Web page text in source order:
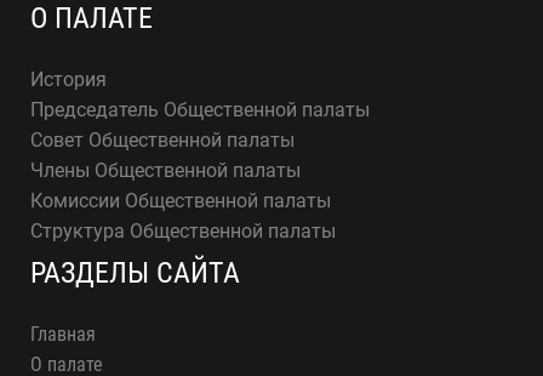
О ПАЛАТЕ
История
Председатель Общественной палаты
Совет Общественной палаты
Члены Общественной палаты
Комиссии Общественной палаты
Структура Общественной палаты
РАЗДЕЛЫ САЙТА
Главная
О палате